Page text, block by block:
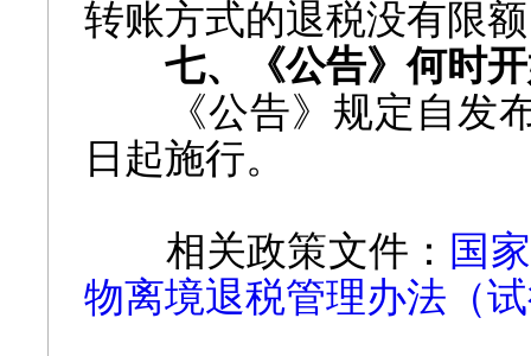
转账方式的退税没有限
七、《公告》何时
《公告》规定自发
日起施行。
相关政策文件： 国
物离境退税管理办法（